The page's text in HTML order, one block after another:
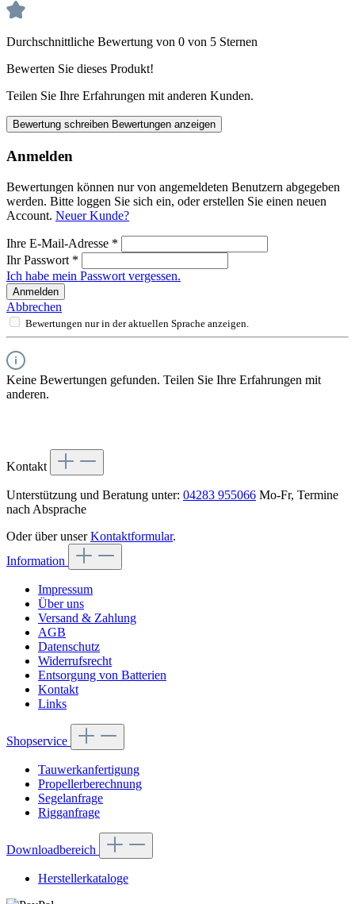
Durchschnittliche Bewertung von 0 von 5 Sternen
Bewerten Sie dieses Produkt!
Teilen Sie Ihre Erfahrungen mit anderen Kunden.
Bewertung schreiben Bewertungen anzeigen
Anmelden
Bewertungen können nur von angemeldeten Benutzern abgegeben
werden. Bitte loggen Sie sich ein, oder erstellen Sie einen neuen
Account. Neuer Kunde?
Ihre E-Mail-Adresse *
Ihr Passwort *
Ich habe mein Passwort vergessen.
Anmelden
Abbrechen
Bewertungen nur in der aktuellen Sprache anzeigen.
Keine Bewertungen gefunden. Teilen Sie Ihre Erfahrungen mit
anderen.
Kontakt
Unterstützung und Beratung unter: 04283 955066 Mo-Fr, Termine
nach Absprache
Oder über unserKontaktformular.
Information
Impressum
Über uns
Versand & Zahlung
AGB
Datenschutz
Widerrufsrecht
Entsorgung von Batterien
Kontakt
Links
Shopservice
Tauwerkanfertigung
Propellerberechnung
Segelanfrage
Rigganfrage
Downloadbereich
Herstellerkataloge